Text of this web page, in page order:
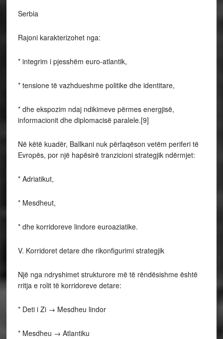
Serbia
Rajoni karakterizohet nga:
* integrim i pjesshëm euro-atlantik,
* tensione të vazhdueshme politike dhe identitare,
* dhe ekspozim ndaj ndikimeve përmes energjisë,
informacionit dhe diplomacisë paralele.[9]
Në këtë kuadër, Ballkani nuk përfaqëson vetëm periferi të
Evropës, por një hapësirë tranzicioni strategjik ndërmjet:
* Adriatikut,
* Mesdheut,
* dhe korridoreve lindore euroaziatike.
V. Korridoret detare dhe rikonfigurimi strategjik
Një nga ndryshimet strukturore më të rëndësishme është
rritja e rolit të korridoreve detare:
* Deti i Zi → Mesdheu lindor
* Mesdheu → Atlantiku